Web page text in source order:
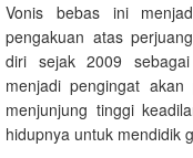
Vonis bebas ini
pengakuan atas
diri sejak 2009
menjadi pengingat
menjunjung tinggi
hidupnya untuk mendidik